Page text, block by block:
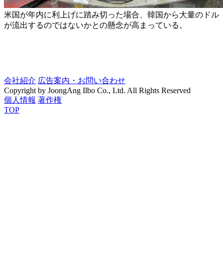
米国が年内に利上げに踏み切った場合、韓国から大量のドル
が流出するのではないかとの懸念が高まっている。
会社紹介 広告案内・お問い合わせ
Copyright by JoongAng Ilbo Co., Ltd. All Rights Reserved
個人情報 著作権
TOP